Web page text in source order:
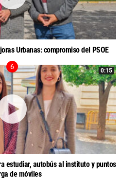
Urbanas: compromiso del PSOE
0:15
estudiar, autobús al instituto y puntos
de móviles